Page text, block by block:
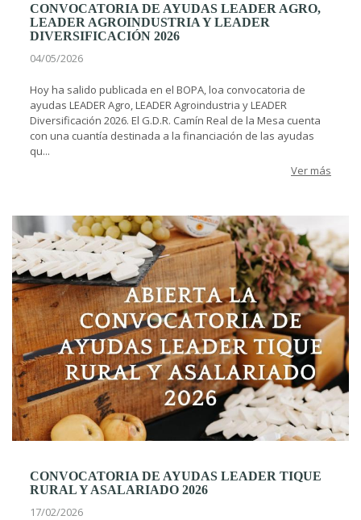
CONVOCATORIA DE AYUDAS LEADER AGRO,
LEADER AGROINDUSTRIA Y LEADER
DIVERSIFICACIÓN 2026
04/05/2026
Hoy ha salido publicada en el BOPA, loa convocatoria de
ayudas LEADER Agro, LEADER Agroindustria y LEADER
Diversificación 2026. El G.D.R. Camín Real de la Mesa cuenta
con una cuantía destinada a la financiación de las ayudas
qu...
Ver más
CONVOCATORIA DE AYUDAS LEADER TIQUE
RURAL Y ASALARIADO 2026
17/02/2026